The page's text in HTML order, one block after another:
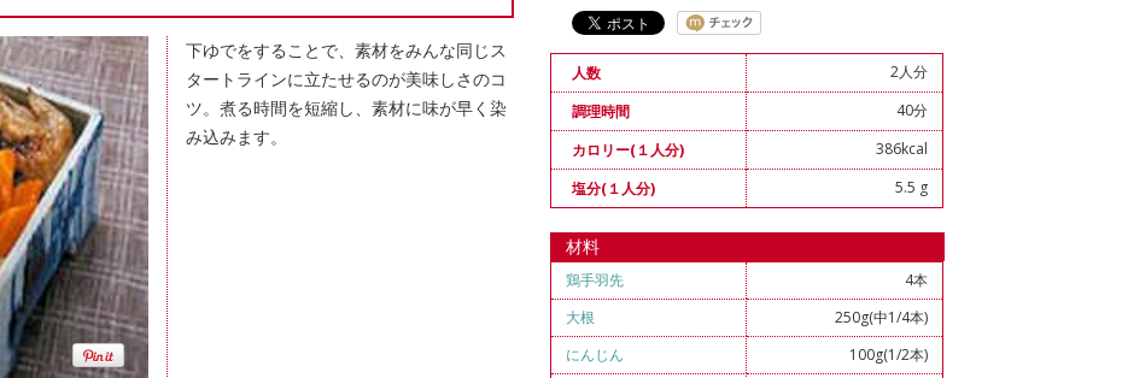
下ゆでをすることで、素材をみんな同じス
タートラインに立たせるのが美味しさのコ
ツ。煮る時間を短縮し、素材に味が早く染
み込みます。
人数
2人分
調理時間
40分
カロリー(１人分)
386kcal
塩分(１人分)
5.5 g
材料
鶏手羽先
4本
大根
250g(中1/4本)
にんじん
100g(1/2本)